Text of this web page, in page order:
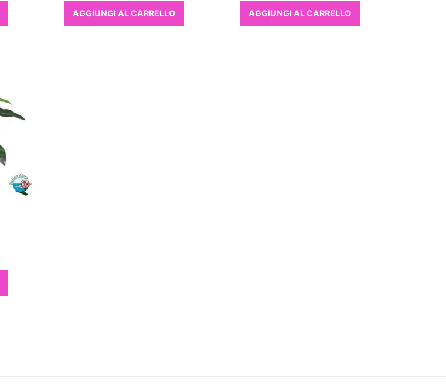
AGGIUNGI AL CARRELLO AGGIUNGI AL CARRELLO